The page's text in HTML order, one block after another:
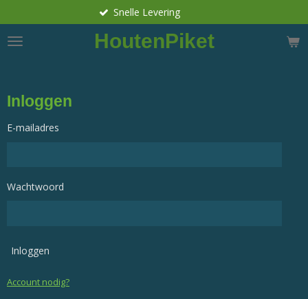
direct
naar
HoutenPiket
Snelle Levering
Inloggen
E-mailadres
Wachtwoord
Inloggen
Account nodig?